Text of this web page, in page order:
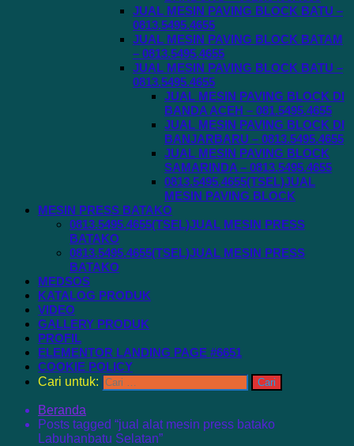
JUAL MESIN PAVING BLOCK BATU –
0813.5495.4655
JUAL MESIN PAVING BLOCK BATAM
– 0813.5495.4655
JUAL MESIN PAVING BLOCK BATU –
0813.5495.4655
JUAL MESIN PAVING BLOCK DI
BANDA ACEH – 081.5495.4655
JUAL MESIN PAVING BLOCK DI
BANJARBARU – 0813.5495.4655
JUAL MESIN PAVING BLOCK
SAMARINDA – 0813.5495.4655
0813.5495.4655(TSEL)JUAL
MESIN PAVING BLOCK
MESIN PRESS BATAKO
0813.5495.4655(TSEL)JUAL MESIN PRESS
BATAKO
0813.5495.4655(TSEL)JUAL MESIN PRESS
BATAKO
MEDSOS
KATALOG PRODUK
VIDEO
GALLERY PRODUK
PROFIL
ELEMENTOR LANDING PAGE #6651
COOKIE POLICY
Cari untuk:
Beranda
Posts tagged “jual alat mesin press batako
Labuhanbatu Selatan”